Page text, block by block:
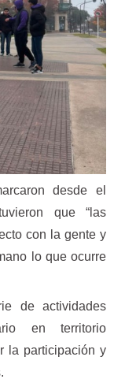
desde el
que “las
con la gente y
lo que ocurre
de actividades
en territorio
la participación y